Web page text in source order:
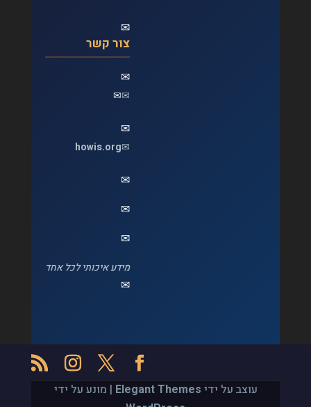
✉
צור קשר
✉
✉
✉
✉
✉
howis.org
✉
✉
✉
מידע איכותי לכל אחד
✉
עוצב על ידי Elegant Themes | מונע על ידי